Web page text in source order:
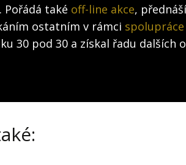
Pořádá také off-line akce,
ostatním v rámci spolupráce
30 pod 30 a získal řadu dalších